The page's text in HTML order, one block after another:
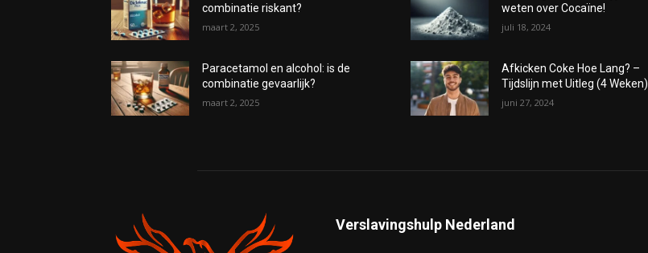
combinatie riskant?
maart 2, 2025
Paracetamol en alcohol: is de
combinatie gevaarlijk?
maart 2, 2025
weten over Cocaïne!
juli 18, 2024
Afkicken Coke Hoe Lang? –
Tijdslijn met Uitleg (4 Weken)
juni 27, 2024
Verslavingshulp Nederland